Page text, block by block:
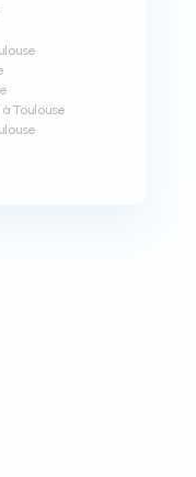
Toulouse